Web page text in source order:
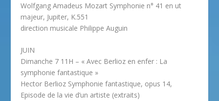
Wolfgang Amadeus Mozart Symphonie n° 41 en ut
majeur, Jupiter, K.551
direction musicale Philippe Auguin
JUIN
Dimanche 7 11H – « Avec Berlioz en enfer : La
symphonie fantastique »
Hector Berlioz Symphonie fantastique, opus 14,
Episode de la vie d’un artiste (extraits)